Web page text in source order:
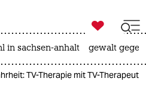
ich
ich

taz zahl ich
in sachsen-anhalt gewalt
TV-Therapie mit TV-Therapeut